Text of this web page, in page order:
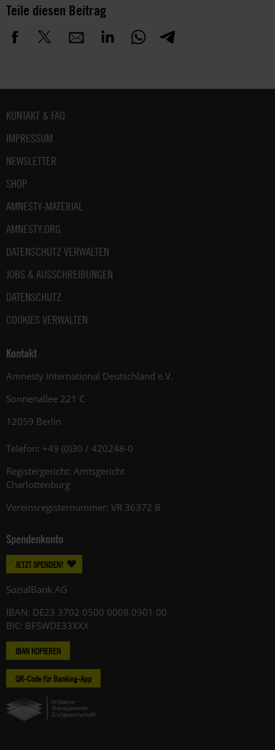
Teile diesen Beitrag
Fußbereich
KONTAKT & FAQ
IMPRESSUM
NEWSLETTER
SHOP
AMNESTY-MATERIAL
AMNESTY.ORG
DATENSCHUTZ VERWALTEN
JOBS & AUSSCHREIBUNGEN
DATENSCHUTZ
COOKIES VERWALTEN
Kontakt
Amnesty International Deutschland e.V.
Sonnenallee 221 C
12059 Berlin
Telefon: +49 (0)30 / 420248-0
Registergericht: Amtsgericht
Charlottenburg
Vereinsregisternummer: VR 36372 B
Spendenkonto
JETZT SPENDEN!
SozialBank AG
IBAN: DE23 3702 0500 0008 0901 00
BIC: BFSWDE33XXX
IBAN KOPIEREN
QR-Code für Banking-App